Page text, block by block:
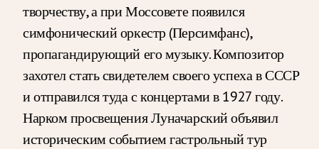
творчеству, а при Моссовете появился
симфонический оркестр (Персимфанс),
пропагандирующий его музыку. Композитор
захотел стать свидетелем своего успеха в СССР
и отправился туда с концертами в 1927 году.
Нарком просвещения Луначарский объявил
историческим событием гастрольный тур